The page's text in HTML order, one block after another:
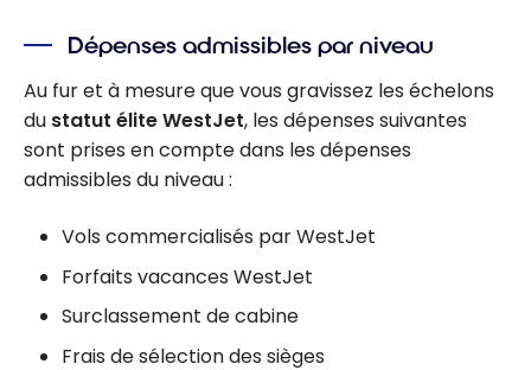
Dépenses admissibles par niveau
Au fur et à mesure que vous gravissez les échelons
du statut élite WestJet, les dépenses suivantes
sont prises en compte dans les dépenses
admissibles du niveau :
Vols commercialisés par WestJet
Forfaits vacances WestJet
Surclassement de cabine
Frais de sélection des sièges